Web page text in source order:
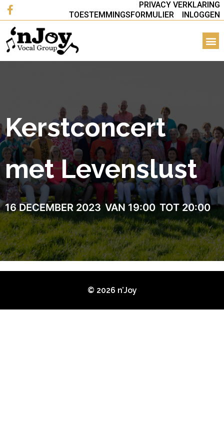
PRIVACY VERKLARING
TOESTEMMINGSFORMULIER
INLOGGEN
Kerstconcert
met Levenslust
16 DECEMBER 2023 VAN 19:00 TOT 20:00
© 2026 n’Joy